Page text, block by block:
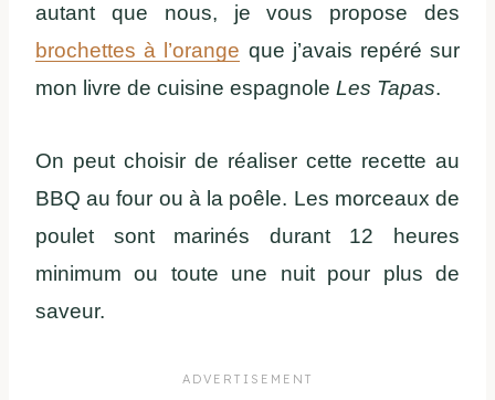
autant que nous, je vous propose des
brochettes à l’orange que j’avais repéré sur
mon livre de cuisine espagnole Les Tapas.
On peut choisir de réaliser cette recette au
BBQ au four ou à la poêle. Les morceaux de
poulet sont marinés durant 12 heures
minimum ou toute une nuit pour plus de
saveur.